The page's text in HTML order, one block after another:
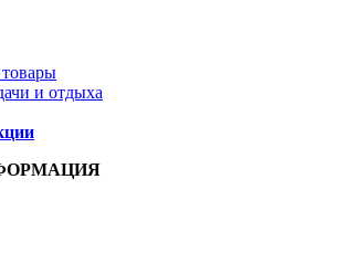
и отдыха